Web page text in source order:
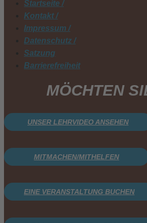
Startseite /
Kontakt /
Impressum /
Datenschutz /
Satzung
Barrierefreiheit
MÖCHTEN
UNSER LEHRVIDEO ANSEHEN
MITMACHEN/MITHELFEN
EINE VERANSTALTUNG BUCHEN